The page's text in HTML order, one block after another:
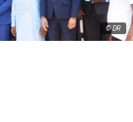
© DR